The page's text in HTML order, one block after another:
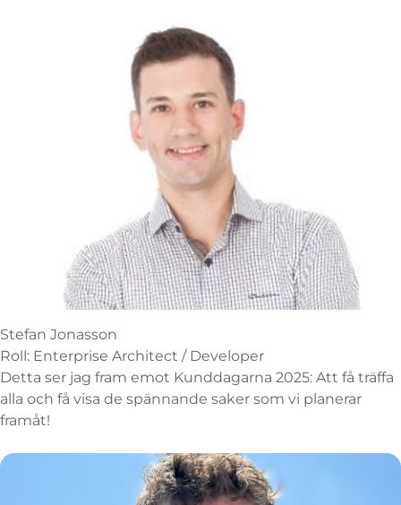
Stefan Jonasson
Roll: Enterprise Architect / Developer
Detta ser jag fram emot Kunddagarna 2025: Att få träffa
alla och få visa de spännande saker som vi planerar
framåt!